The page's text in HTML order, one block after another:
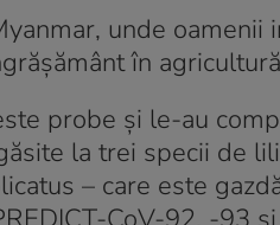
unde oamenii
în
probe și le-au
la trei specii de
– care este